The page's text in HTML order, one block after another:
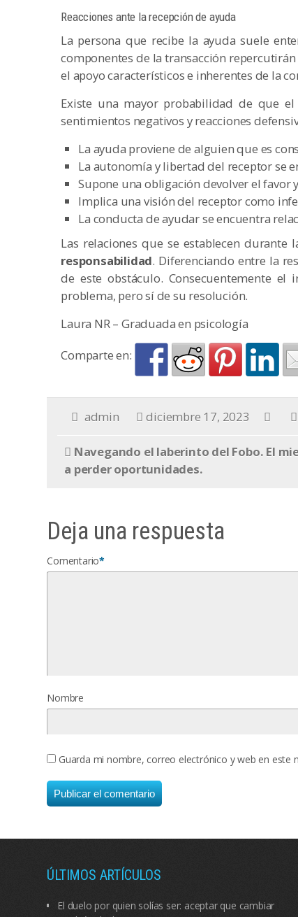
Reacciones ante la recepción de ayuda
La persona que recibe la ayuda suele
componentes de la transacción
el apoyo característicos e inherentes de la
Existe una mayor probabilidad de que
sentimientos negativos y reacciones
La ayuda proviene de alguien que es
La autonomía y libertad del receptor se
Supone una obligación devolver el favor
Implica una visión del receptor como
La conducta de ayudar se encuentra
Las relaciones que se establecen
responsabilidad. Diferenciando entre la
de este obstáculo. Consecuentemente
problema, pero sí de su resolución.
Laura NR – Graduada en psicología
Comparte en:
admin diciembre 17, 2023
Navegando el laberinto del Fobo. El
a perder oportunidades.
Deja una respuesta
Comentario*
Nombre
Guarda mi nombre, correo electrónico y web en este
ÚLTIMOS ARTÍCULOS
El duelo por quien solías ser: aceptar que cambiar